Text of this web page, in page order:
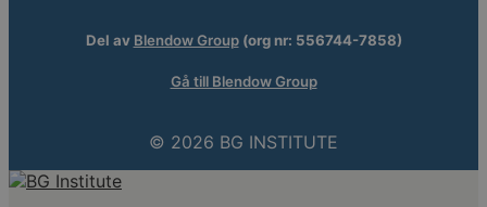
Del av Blendow Group(org nr: 556744-7858)
Gå till Blendow Group
© 2026 BG INSTITUTE